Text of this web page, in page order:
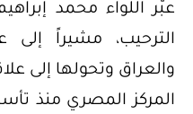
عبّر اللواء محمد
الترحيب، مشيراً
والعراق وتحولها إلى
المركز المصري منذ